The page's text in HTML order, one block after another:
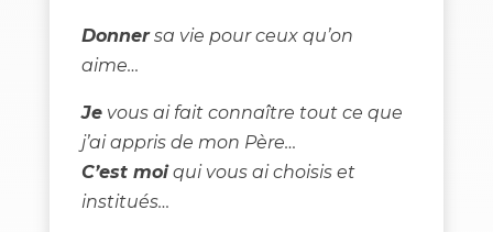
Donnersa vie pour ceux qu’on
aime…
Jevous ai fait connaître tout ce que
j’ai appris de mon Père…
C’est moiqui vous ai choisis et
institués…